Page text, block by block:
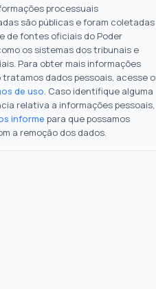
processuais
são públicas e foram coletadas
de fontes oficiais do Poder
os sistemas dos tribunais e
Para obter mais informações
tratamos dados pessoais, acesse o
de uso. Caso identifique alguma
relativa a informações pessoais,
informe para que possamos
a remoção dos dados.